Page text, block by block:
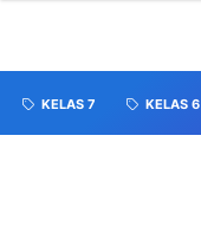
KELAS 7 KELAS 6